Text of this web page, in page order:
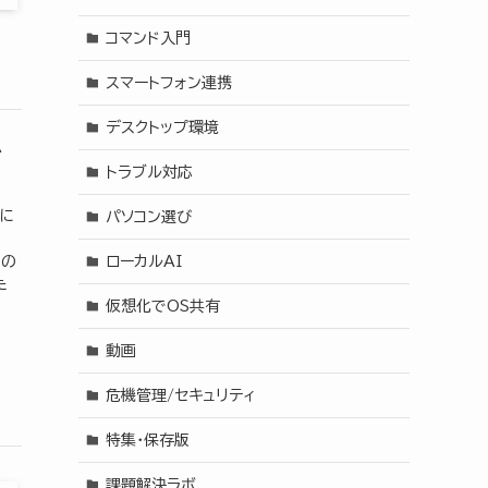
コマンド入門
スマートフォン連携
デスクトップ環境
トラブル対応
パソコン選び
ローカルAI
仮想化でOS共有
動画
危機管理/セキュリティ
特集・保存版
課題解決ラボ